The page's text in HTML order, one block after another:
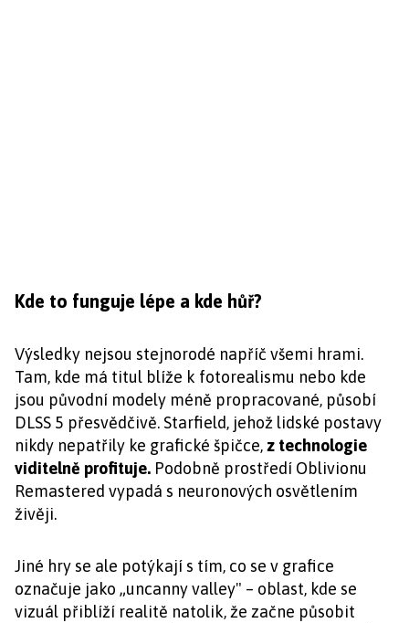
Kde to funguje lépe a kde hůř?
Výsledky nejsou stejnorodé napříč všemi hrami.
Tam, kde má titul blíže k fotorealismu nebo kde
jsou původní modely méně propracované, působí
DLSS 5 přesvědčivě. Starfield, jehož lidské postavy
nikdy nepatřily ke grafické špičce,z technologie
viditelně profituje. Podobně prostředí Oblivionu
Remastered vypadá s neuronových osvětlením
živěji.
Jiné hry se ale potýkají s tím, co se v grafice
označuje jako „uncanny valley" – oblast, kde se
vizuál přiblíží realitě natolik, že začne působit